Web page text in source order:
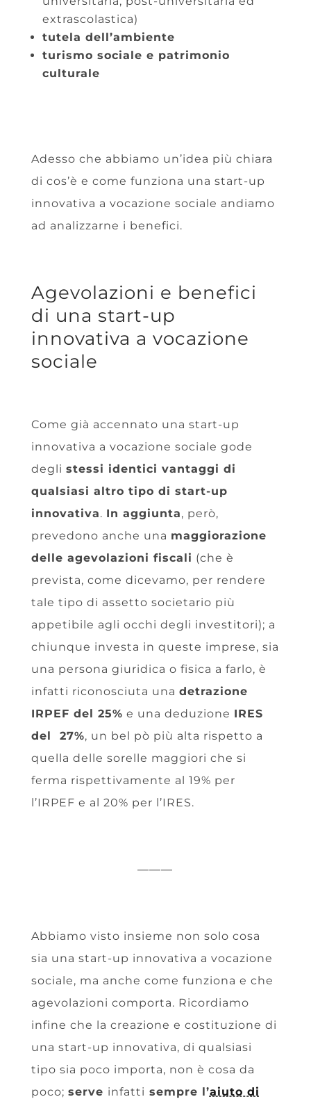
extrascolastica)
tutela dell’ambiente
turismo sociale e patrimonio
culturale
Adesso che abbiamo un’idea più chiara
di cos’è e come funziona una start-up
innovativa a vocazione sociale andiamo
ad analizzarne i benefici.
Agevolazioni e benefici
di una start-up
innovativa a vocazione
sociale
Come già accennato una start-up
innovativa a vocazione sociale gode
degli stessi identici vantaggi di
qualsiasi altro tipo di start-up
innovativa. In aggiunta, però,
prevedono anche una maggiorazione
delle agevolazioni fiscali (che è
prevista, come dicevamo, per rendere
tale tipo di assetto societario più
appetibile agli occhi degli investitori); a
chiunque investa in queste imprese, sia
una persona giuridica o fisica a farlo, è
infatti riconosciuta una detrazione
IRPEF del 25% e una deduzione IRES
del 27%, un bel pò più alta rispetto a
quella delle sorelle maggiori che si
ferma rispettivamente al 19% per
l’IRPEF e al 20% per l’IRES.
———
Abbiamo visto insieme non solo cosa
sia una start-up innovativa a vocazione
sociale, ma anche come funziona e che
agevolazioni comporta. Ricordiamo
infine che la creazione e costituzione di
una start-up innovativa, di qualsiasi
tipo sia poco importa, non è cosa da
poco; serve infatti sempre l’aiuto di